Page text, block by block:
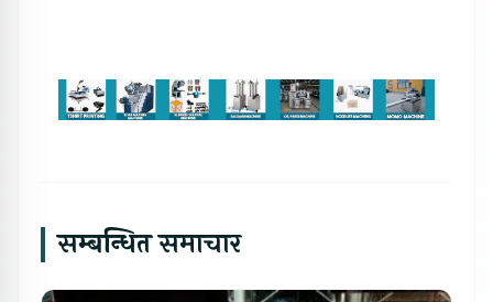
सम्बन्धित समाचार